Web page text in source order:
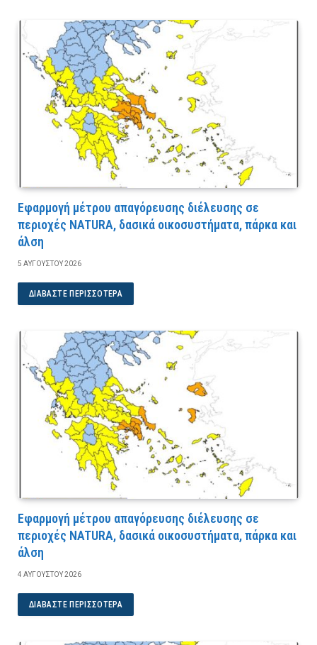
Εφαρμογή μέτρου απαγόρευσης διέλευσης σε
περιοχές NATURA, δασικά οικοσυστήματα, πάρκα και
άλση
5 ΑΥΓΟΎΣΤΟΥ 2026
ΔΙΑΒΆΣΤΕ ΠΕΡΙΣΣΌΤΕΡΑ
Εφαρμογή μέτρου απαγόρευσης διέλευσης σε
περιοχές NATURA, δασικά οικοσυστήματα, πάρκα και
άλση
4 ΑΥΓΟΎΣΤΟΥ 2026
ΔΙΑΒΆΣΤΕ ΠΕΡΙΣΣΌΤΕΡΑ